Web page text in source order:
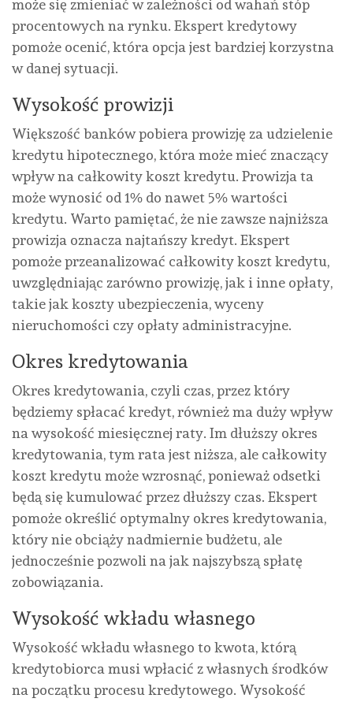
może się zmieniać w zależności od wahań stóp
procentowych na rynku. Ekspert kredytowy
pomoże ocenić, która opcja jest bardziej korzystna
w danej sytuacji.
Wysokość prowizji
Większość banków pobiera prowizję za udzielenie
kredytu hipotecznego, która może mieć znaczący
wpływ na całkowity koszt kredytu. Prowizja ta
może wynosić od 1% do nawet 5% wartości
kredytu. Warto pamiętać, że nie zawsze najniższa
prowizja oznacza najtańszy kredyt. Ekspert
pomoże przeanalizować całkowity koszt kredytu,
uwzględniając zarówno prowizję, jak i inne opłaty,
takie jak koszty ubezpieczenia, wyceny
nieruchomości czy opłaty administracyjne.
Okres kredytowania
Okres kredytowania, czyli czas, przez który
będziemy spłacać kredyt, również ma duży wpływ
na wysokość miesięcznej raty. Im dłuższy okres
kredytowania, tym rata jest niższa, ale całkowity
koszt kredytu może wzrosnąć, ponieważ odsetki
będą się kumulować przez dłuższy czas. Ekspert
pomoże określić optymalny okres kredytowania,
który nie obciąży nadmiernie budżetu, ale
jednocześnie pozwoli na jak najszybszą spłatę
zobowiązania.
Wysokość wkładu własnego
Wysokość wkładu własnego to kwota, którą
kredytobiorca musi wpłacić z własnych środków
na początku procesu kredytowego. Wysokość